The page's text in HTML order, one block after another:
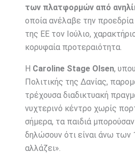
των πλατφορμών από
οποία ανέλαβε την
της ΕΕ τον Ιούλιο,
κορυφαία προτεραιότητα.
Η Caroline Stage Olsen,
Πολιτικής της Δανίας,
τρέχουσα διαδικτυακή
νυχτερινό κέντρο χωρίς
σήμερα, τα παιδιά
δηλώσουν ότι είναι άνω των
αλλάζει».